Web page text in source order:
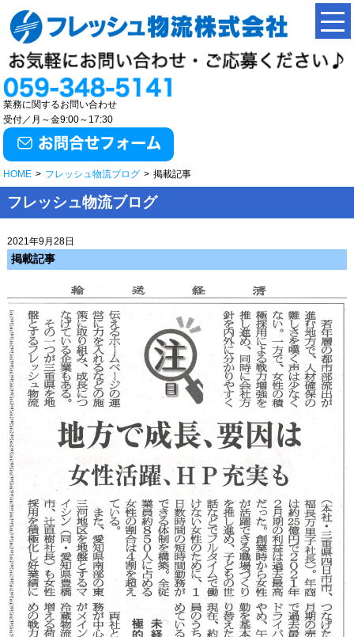
業務に関するお問い合わせ
受付／月～金9:00～17:30
HOME > フレッシュ物流ブログ > 掲載記事
フレッシュ物流ブログ
2021年9月28日
掲載記事